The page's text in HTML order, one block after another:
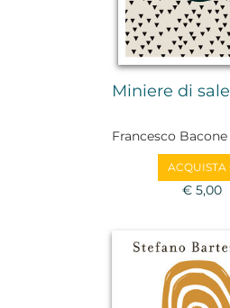
Miniere di sale
Francesco Bacone
ACQUISTA
€ 5,00